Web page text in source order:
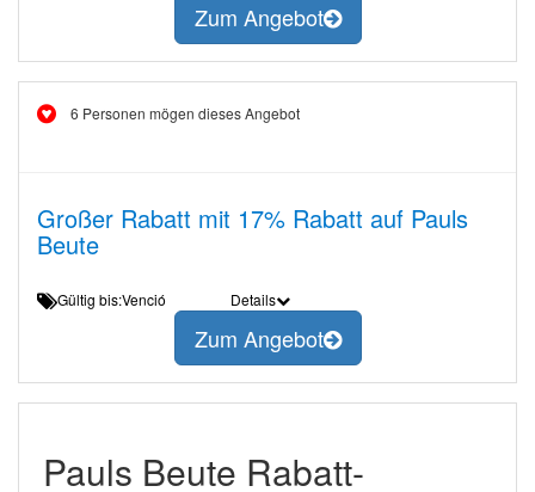
Zum Angebot
6 Personen mögen dieses Angebot
Großer Rabatt mit 17% Rabatt auf Pauls
Beute
Gültig bis:Venció Details
Zum Angebot
Pauls Beute Rabatt-